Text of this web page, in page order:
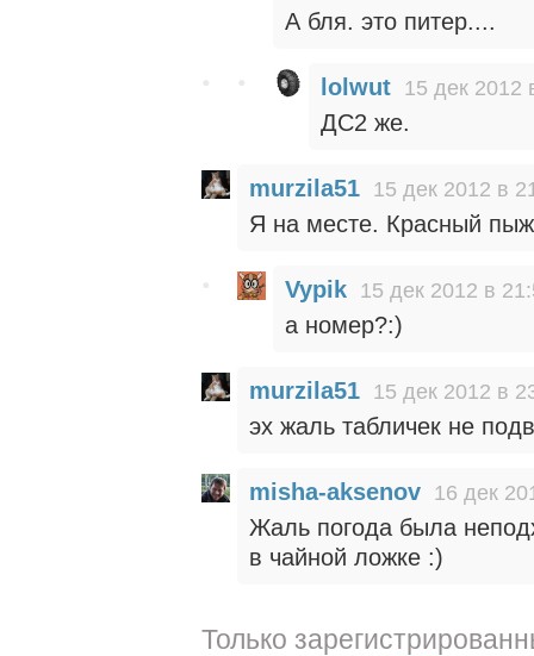
А бля. это питер....
lolwut 15 дек 2012
ДС2 же.
murzila51 15 дек 2012 в
Я на месте. Красный пыж
Vypik 15 дек 2012 в
а номер?:)
murzila51 15 дек 2012 в
эх жаль табличек не
misha-aksenov 16 дек
Жаль погода была
в чайной ложке :)
Только